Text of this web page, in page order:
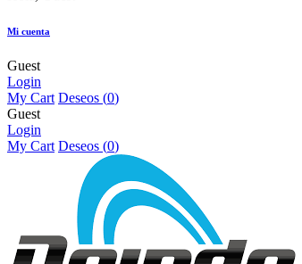
Mi cuenta
Guest
Login
My Cart Deseos (0)
Guest
Login
My Cart Deseos (0)